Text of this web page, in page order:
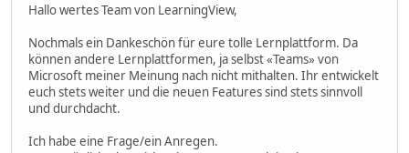
Hallo wertes Team von LearningView,
Nochmals ein Dankeschön für eure tolle Lernplattform. Da
können andere Lernplattformen, ja selbst «Teams» von
Microsoft meiner Meinung nach nicht mithalten. Ihr entwickelt
euch stets weiter und die neuen Features sind stets sinnvoll
und durchdacht.
Ich habe eine Frage/ein Anregen.